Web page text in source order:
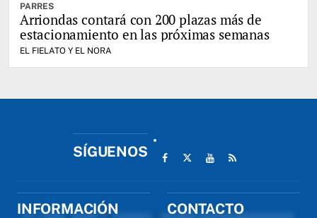
PARRES
Arriondas contará con 200 plazas más de
estacionamiento en las próximas semanas
EL FIELATO Y EL NORA
SÍGUENOS
INFORMACIÓN CONTACTO